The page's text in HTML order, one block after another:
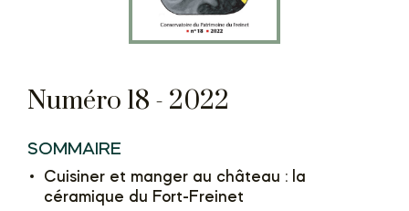
Numéro 18 - 2022
SOMMAIRE
Cuisiner et manger au château : la
céramique du Fort-Freinet